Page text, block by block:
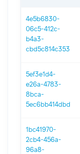
4e5b6830-
06c5-412c-
b4a3-
cbd5c814c353
5ef3e1d4-
e26a-4783-
8bca-
5ec6bb414dbd
1bc41970-
2cb4-456a-
96a8-